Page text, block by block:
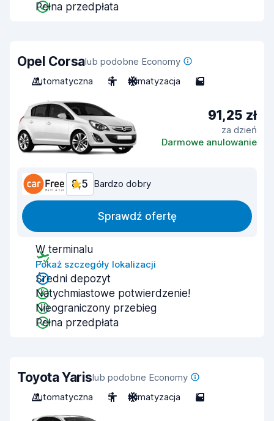
Pełna przedpłata
Opel Corsalub podobne Economy
Automatyczna
5 Klimatyzacja 5
91,25 zł
za dzień
Darmowe anulowanie
8,5 Bardzo dobry
Sprawdź ofertę
W terminalu
Pokaż szczegóły lokalizacji
Średni depozyt
Natychmiastowe potwierdzenie!
Nieograniczony przebieg
Pełna przedpłata
Toyota Yarislub podobne Economy
Automatyczna
5 Klimatyzacja 5